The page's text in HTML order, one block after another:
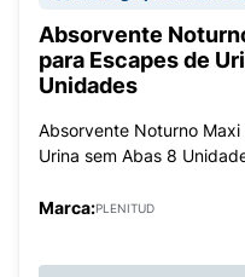
Absorvente
para Escapes de
Unidades
Absorvente Noturno
Urina sem Abas 8
Marca:PLENITUD